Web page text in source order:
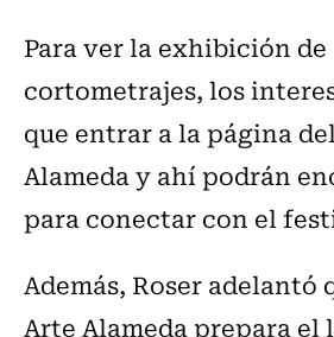
Para ver la exhibición de
cortometrajes, los
que entrar a la página
Alameda y ahí podrán
para conectar con el
Además, Roser adelantó
Arte Alameda prepara el